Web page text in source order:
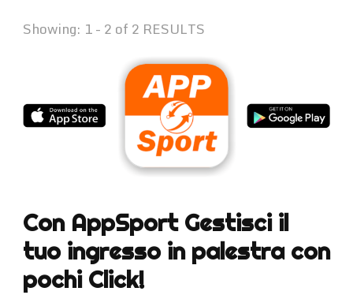
Showing: 1 - 2 of 2 RESULTS
Con AppSport Gestisci il
tuo ingresso in palestra con
pochi Click!